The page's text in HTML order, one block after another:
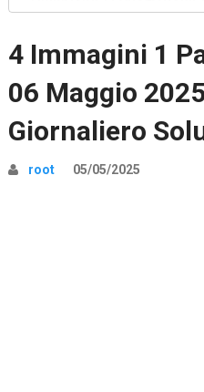
4 Immagini 1
06 Maggio
Giornaliero
root 05/05/2025